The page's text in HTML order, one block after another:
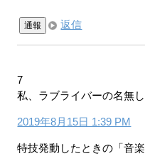
通報 返信
7
私、ラブライバーの名無
2019年8月15日 1:39 PM
特技発動したときの「音